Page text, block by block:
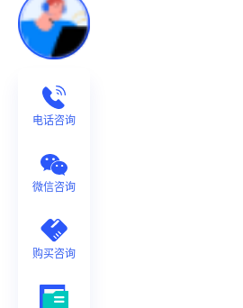
电话咨询
微信咨询
购买咨询